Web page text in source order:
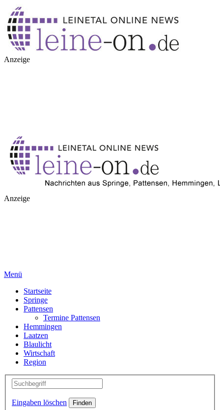
Anzeige
Anzeige
Menü
Startseite
Springe
Pattensen
Termine Pattensen
Hemmingen
Laatzen
Blaulicht
Wirtschaft
Region
Eingaben löschen